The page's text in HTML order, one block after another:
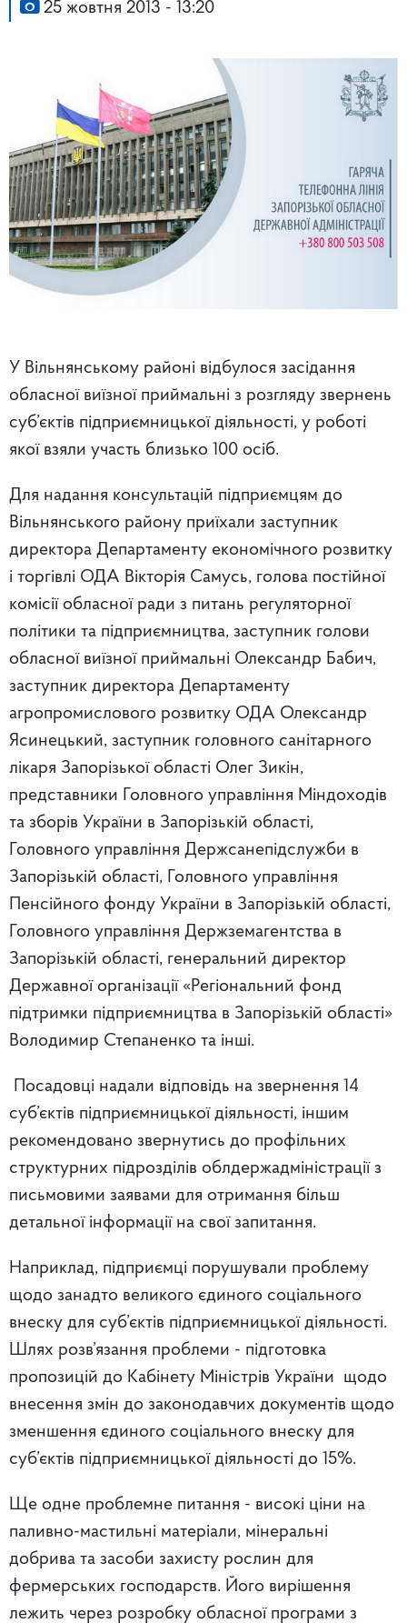
25 жовтня 2013 - 13:20
У Вільнянському районі відбулося засідання
обласної виїзної приймальні з розгляду звернень
суб’єктів підприємницької діяльності, у роботі
якої взяли участь близько 100 осіб.
Для надання консультацій підприємцям до
Вільнянського району приїхали заступник
директора Департаменту економічного розвитку
і торгівлі ОДА Вікторія Самусь, голова постійної
комісії обласної ради з питань регуляторної
політики та підприємництва, заступник голови
обласної виїзної приймальні Олександр Бабич,
заступник директора Департаменту
агропромислового розвитку ОДА Олександр
Ясинецький, заступник головного санітарного
лікаря Запорізької області Олег Зикін,
представники Головного управління Міндоходів
та зборів України в Запорізькій області,
Головного управління Держсанепідслужби в
Запорізькій області, Головного управління
Пенсійного фонду України в Запорізькій області,
Головного управління Держземагентства в
Запорізькій області, генеральний директор
Державної організації «Регіональний фонд
підтримки підприємництва в Запорізькій області»
Володимир Степаненко та інші.
Посадовці надали відповідь на звернення 14
суб’єктів підприємницької діяльності, іншим
рекомендовано звернутись до профільних
структурних підрозділів облдержадміністрації з
письмовими заявами для отримання більш
детальної інформації на свої запитання.
Наприклад, підприємці порушували проблему
щодо занадто великого єдиного соціального
внеску для суб’єктів підприємницької діяльності.
Шлях розв’язання проблеми - підготовка
пропозицій до Кабінету Міністрів України щодо
внесення змін до законодавчих документів щодо
зменшення єдиного соціального внеску для
суб’єктів підприємницької діяльності до 15%.
Ще одне проблемне питання - високі ціни на
паливно-мастильні матеріали, мінеральні
добрива та засоби захисту рослин для
фермерських господарств. Його вирішення
лежить через розробку обласної програми з